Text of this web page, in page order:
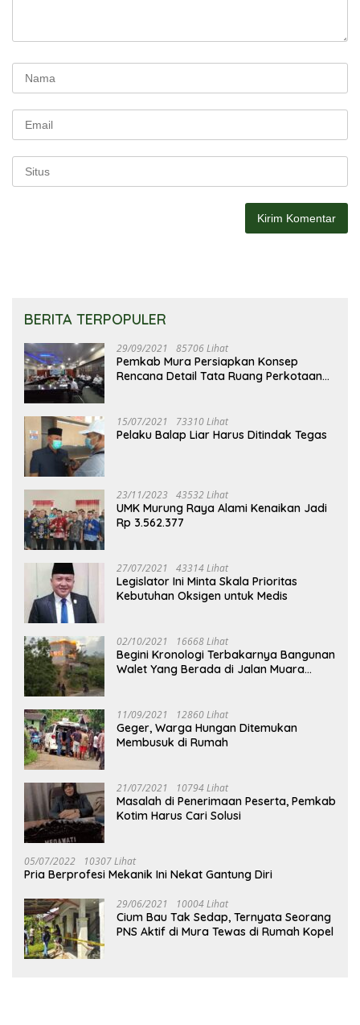
BERITA TERPOPULER
29/09/2021 85706 Lihat
Pemkab Mura Persiapkan Konsep
Rencana Detail Tata Ruang Perkotaan
15/07/2021 73310 Lihat
Pelaku Balap Liar Harus Ditindak Tegas
23/11/2023 43532 Lihat
UMK Murung Raya Alami Kenaikan Jadi
Rp 3.562.377
27/07/2021 43314 Lihat
Legislator Ini Minta Skala Prioritas
Kebutuhan Oksigen untuk Medis
02/10/2021 16668 Lihat
Begini Kronologi Terbakarnya Bangunan
Walet Yang Berada di Jalan Muara
11/09/2021 12860 Lihat
Geger, Warga Hungan Ditemukan
Membusuk di Rumah
21/07/2021 10794 Lihat
Masalah di Penerimaan Peserta, Pemkab
Kotim Harus Cari Solusi
05/07/2022 10307 Lihat
Pria Berprofesi Mekanik Ini Nekat Gantung Diri
29/06/2021 10004 Lihat
Cium Bau Tak Sedap, Ternyata Seorang
PNS Aktif di Mura Tewas di Rumah Kopel